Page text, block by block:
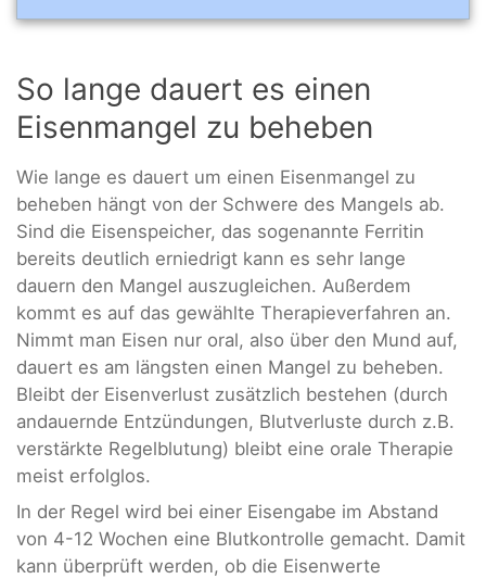
So lange dauert es einen
Eisenmangel zu beheben
Wie lange es dauert um einen Eisenmangel zu
beheben hängt von der Schwere des Mangels ab.
Sind die Eisenspeicher, das sogenannte Ferritin
bereits deutlich erniedrigt kann es sehr lange
dauern den Mangel auszugleichen. Außerdem
kommt es auf das gewählte Therapieverfahren an.
Nimmt man Eisen nur oral, also über den Mund auf,
dauert es am längsten einen Mangel zu beheben.
Bleibt der Eisenverlust zusätzlich bestehen (durch
andauernde Entzündungen, Blutverluste durch z.B.
verstärkte Regelblutung) bleibt eine orale Therapie
meist erfolglos.
In der Regel wird bei einer Eisengabe im Abstand
von 4-12 Wochen eine Blutkontrolle gemacht. Damit
kann überprüft werden, ob die Eisenwerte